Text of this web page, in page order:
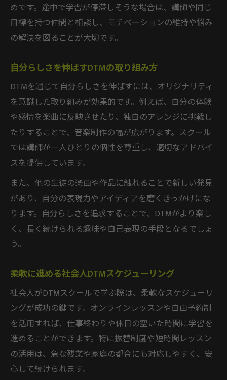
めです。途中で学習が停滞しそうな場合は、講師や同じ
目標を持つ仲間と相談し、モチベーションの維持や悩み
の解決を図ることが大切です。
自分らしさを伸ばすDTMの取り組み方
DTMを通じて自分らしさを伸ばすには、オリジナリティ
を意識した取り組みが効果的です。例えば、自分の体験
や感情を楽曲に反映させたり、独自のアレンジに挑戦し
たりすることで、音楽制作の幅が広がります。スクール
では講師が一人ひとりの個性を尊重し、適切なアドバイ
スを提供しています。
また、他の生徒の楽曲や作品に触れることで新しい発見
があり、自分の表現力やアイディアを磨くきっかけにな
ります。自分らしさを追求することで、DTMがより楽し
く、長く続けられる趣味や自己表現の手段となるでしょ
う。
柔軟に進める社会人DTMスケジューリング
社会人がDTMスクールで学ぶ際は、柔軟なスケジューリ
ングが成功の鍵です。オンラインレッスンや自由予約制
を活用すれば、仕事終わりや休日の空いた時間に学習を
進めることができます。特に振替制度や短時間レッスン
の活用は、急な残業や家庭の都合にも対応しやすく、安
心して続けられます。